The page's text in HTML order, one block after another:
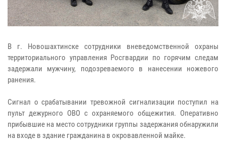
В г. Новошахтинске сотрудники вневедомственной охраны
территориального управления Росгвардии по горячим следам
задержали мужчину, подозреваемого в нанесении ножевого
ранения.
Сигнал о срабатывании тревожной сигнализации поступил на
пульт дежурного ОВО с охраняемого общежития. Оперативно
прибывшие на место сотрудники группы задержания обнаружили
на входе в здание гражданина в окровавленной майке.